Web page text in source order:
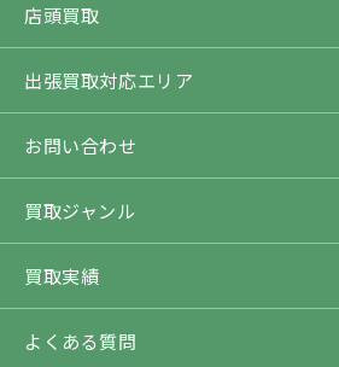
店頭買取
出張買取対応エリア
お問い合わせ
買取ジャンル
買取実績
よくある質問